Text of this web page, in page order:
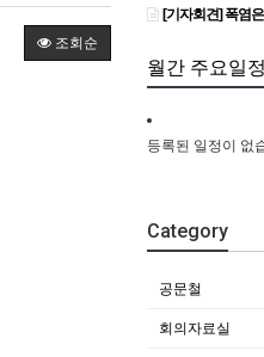
조회순
[기자회견] 폭염은 재난이다!
월간 주요일정
등록된 일정이 없
Category
공문철
회의자료실